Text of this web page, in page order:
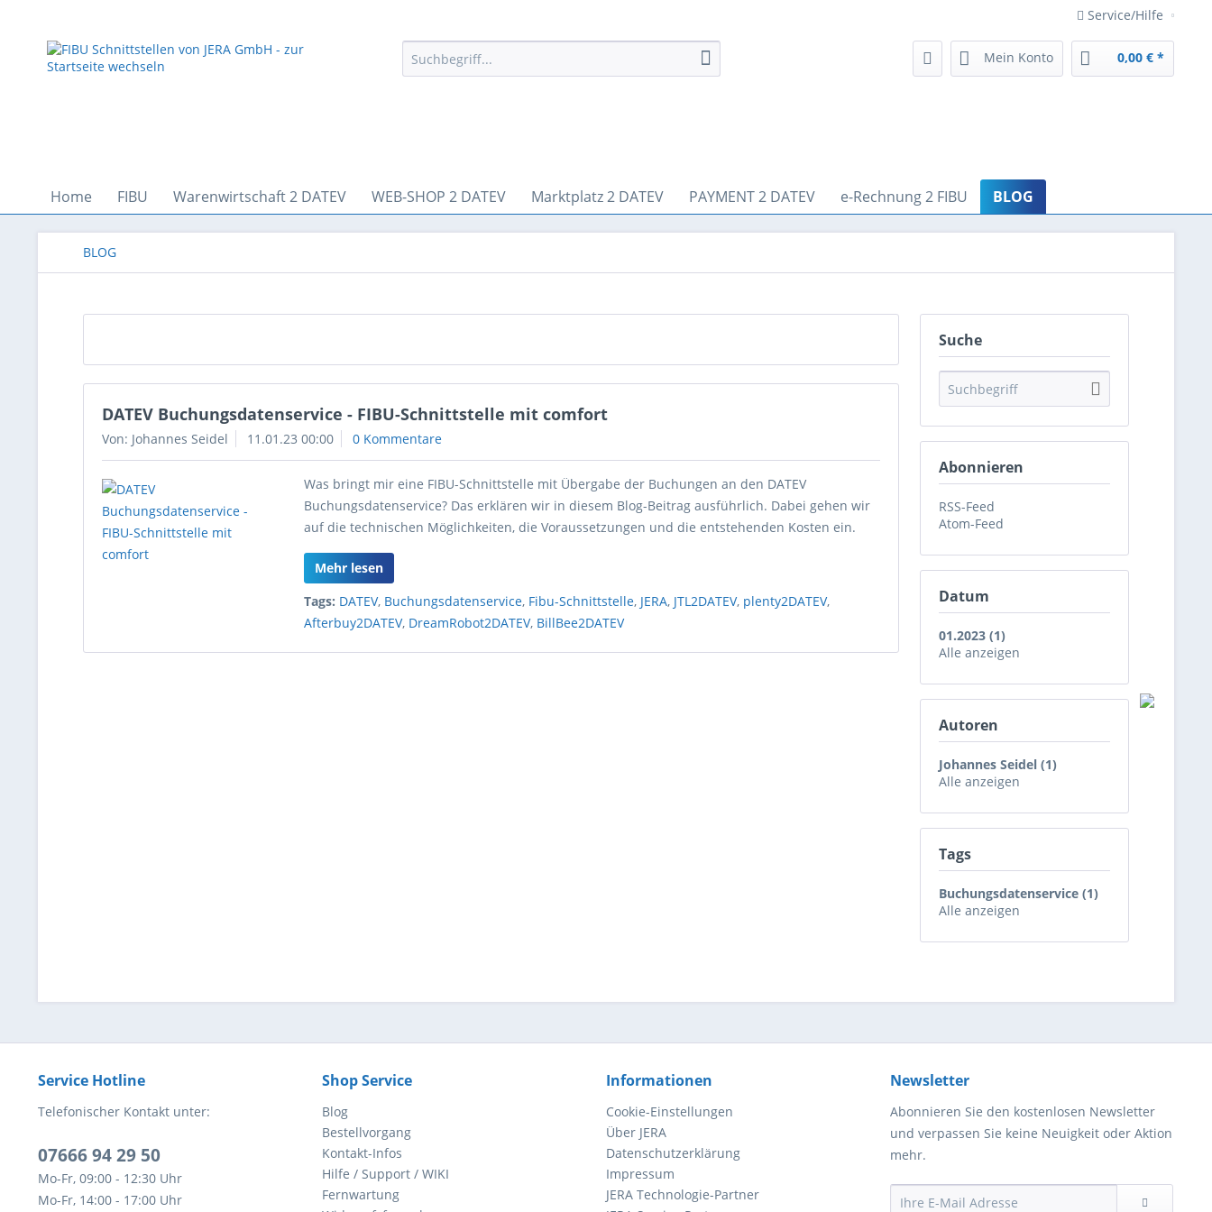
Service/Hilfe
Mein Konto 0,00 € *
Home FIBU Warenwirtschaft 2 DATEV WEB-SHOP 2 DATEV Marktplatz 2 DATEV PAYMENT 2 DATEV e-Rechnung 2 FIBU BLOG
BLOG
Suche
Abonnieren
RSS-Feed
Atom-Feed
Datum
01.2023 (1)
Alle anzeigen
Autoren
Johannes Seidel (1)
Alle anzeigen
Tags
Buchungsdatenservice (1)
Alle anzeigen
DATEV Buchungsdatenservice - FIBU-Schnittstelle mit comfort
Von: Johannes Seidel 11.01.23 00:00 0 Kommentare
Was bringt mir eine FIBU-Schnittstelle mit Übergabe der Buchungen an den DATEV
Buchungsdatenservice? Das erklären wir in diesem Blog-Beitrag ausführlich. Dabei gehen wir
auf die technischen Möglichkeiten, die Voraussetzungen und die entstehenden Kosten ein.
Mehr lesen
Tags: DATEV, Buchungsdatenservice, Fibu-Schnittstelle, JERA, JTL2DATEV, plenty2DATEV,
Afterbuy2DATEV, DreamRobot2DATEV, BillBee2DATEV
Service Hotline
Telefonischer Kontakt unter:
07666 94 29 50
Mo-Fr, 09:00 - 12:30 Uhr
Mo-Fr, 14:00 - 17:00 Uhr
Shop Service
Blog
Bestellvorgang
Kontakt-Infos
Hilfe / Support / WIKI
Fernwartung
Informationen
Cookie-Einstellungen
Über JERA
Datenschutzerklärung
Impressum
JERA Technologie-Partner
Newsletter
Abonnieren Sie den kostenlosen Newsletter
und verpassen Sie keine Neuigkeit oder Aktion
mehr.